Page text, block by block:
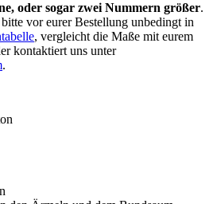
oder sogar zwei Nummern größer.
vor eurer Bestellung unbedingt in
, vergleicht die Maße mit eurem
kontaktiert uns unter
.